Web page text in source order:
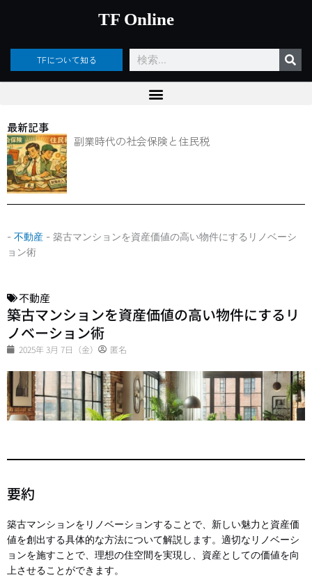
ッ
TF Online
TFについて知る
検
索
最新記事
副業時代の社会保険と住民税
- 不動産 - 築古マンションを資産価値の高い物件にするリノベーシ
ョン術
不動産
築古マンションを資産価値の高い物件にするリ
ノベーション術
2025年 3月 7日（金） 匿名
要約
築古マンションをリノベーションすることで、新しい魅力と資産価
値を創出する具体的な方法について解説します。適切なリノベーシ
ョンを施すことで、理想の住空間を実現し、資産としての価値を向
上させることができます。